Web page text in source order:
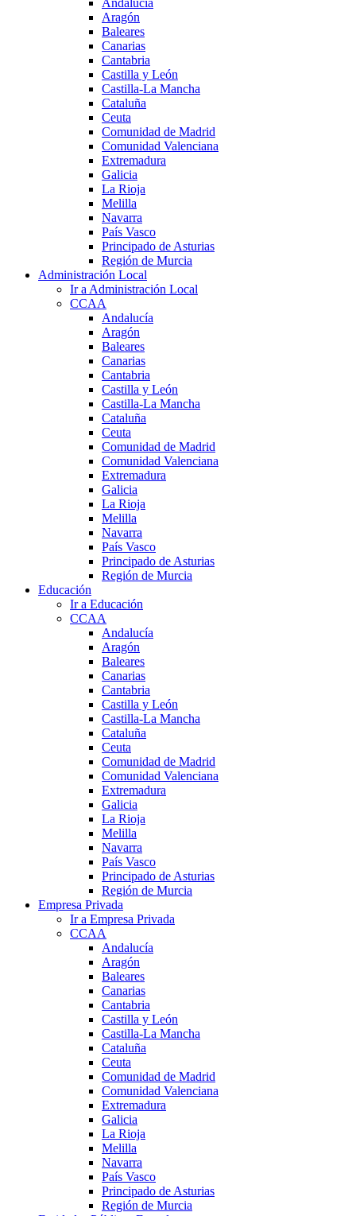
Aragón
Baleares
Canarias
Cantabria
Castilla y León
Castilla-La Mancha
Cataluña
Ceuta
Comunidad de Madrid
Comunidad Valenciana
Extremadura
Galicia
La Rioja
Melilla
Navarra
País Vasco
Principado de Asturias
Región de Murcia
Administración Local
Ir a Administración Local
CCAA
Andalucía
Aragón
Baleares
Canarias
Cantabria
Castilla y León
Castilla-La Mancha
Cataluña
Ceuta
Comunidad de Madrid
Comunidad Valenciana
Extremadura
Galicia
La Rioja
Melilla
Navarra
País Vasco
Principado de Asturias
Región de Murcia
Educación
Ir a Educación
CCAA
Andalucía
Aragón
Baleares
Canarias
Cantabria
Castilla y León
Castilla-La Mancha
Cataluña
Ceuta
Comunidad de Madrid
Comunidad Valenciana
Extremadura
Galicia
La Rioja
Melilla
Navarra
País Vasco
Principado de Asturias
Región de Murcia
Empresa Privada
Ir a Empresa Privada
CCAA
Andalucía
Aragón
Baleares
Canarias
Cantabria
Castilla y León
Castilla-La Mancha
Cataluña
Ceuta
Comunidad de Madrid
Comunidad Valenciana
Extremadura
Galicia
La Rioja
Melilla
Navarra
País Vasco
Principado de Asturias
Región de Murcia